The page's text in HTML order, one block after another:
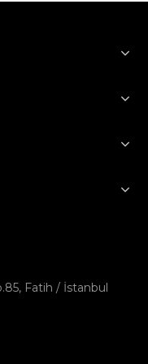
Fatih / İstanbul